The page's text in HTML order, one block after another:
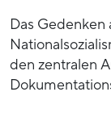
Das
den zentralen